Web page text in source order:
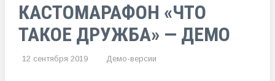
КАСТОМАРАФОН «ЧТО
ТАКОЕ ДРУЖБА» — ДЕМО
12 сентября 2019 Демо-версии